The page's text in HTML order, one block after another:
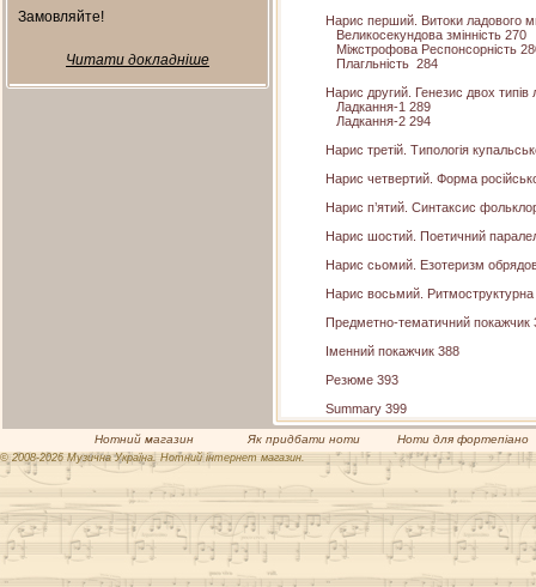
Замовляйте!
Читати докладніше
Нарис перший. Витоки ладового
Великосекундова змінність 270
Міжстрофова Респонсорність
Плагльність 284
Нарис другий. Генезис двох типів
Ладкання-1 289
Ладкання-2 294
Нарис третій. Типологія
Нарис четвертий. Форма
Нарис п’ятий. Синтаксис
Нарис шостий. Поетичний
Нарис сьомий. Езотеризм
Нарис восьмий. Ритмоструктурна
Предметно-тематичний покажчик
Іменний покажчик 388
Резюме 393
Summary 399
Нотний магазин Як придбати ноти Ноти для фортепіано
© 2008-2026 Музична Україна. Нотний інтернет магазин.